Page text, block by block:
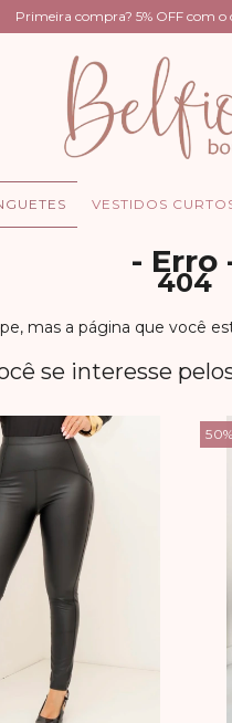
Primeira compra? 5% OFF com
VESTIDOS
- Erro
404
mas a página que você
se interesse
50%